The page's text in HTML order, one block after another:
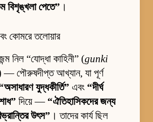
বিশৃঙ্খলা পেতে” ।
কোমরে তলোয়ার
নিল “যোদ্ধা কাহিনী” (gunki
— পৌরুষদীপ্ত আখ্যান, যা পূর্ণ
যুদ্ধকীর্তি” এবং “দীর্ঘ
দিয়ে — “ঐতিহাসিকদের জন্য
উৎস” । তাদের কার্য ছিল